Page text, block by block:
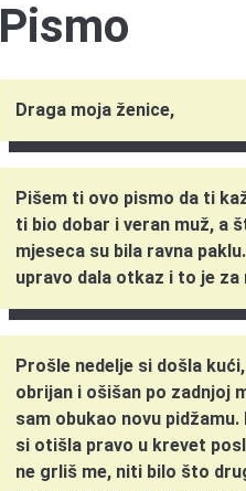
Pismo
Draga moja ženice,
Pišem ti ovo pismo da ti
ti bio dobar i veran muž, a
mjeseca su bila ravna
upravo dala otkaz i to je za
Prošle nedelje si došla
obrijan i ošišan po zadnjoj
sam obukao novu
si otišla pravo u krevet
ne grliš me, niti bilo što